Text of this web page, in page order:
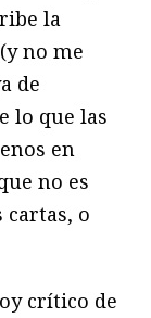
la
no me
de
lo que las
en
no es
cartas, o
crítico de